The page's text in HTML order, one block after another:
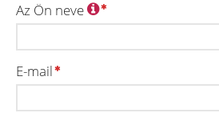
Az Ön neve
E-mail